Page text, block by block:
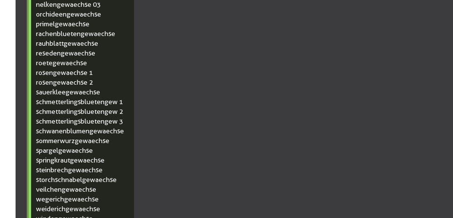
nelkengewaechse 03
orchideengewaechse
primelgewaechse
rachenbluetengewaechse
rauhblattgewaechse
resedengewaechse
roetegewaechse
rosengewaechse 1
rosengewaechse 2
sauerkleegewaechse
schmetterlingsbluetengew 1
schmetterlingsbluetengew 2
schmetterlingsbluetengew 3
schwanenblumengewaechse
sommerwurzgewaechse
spargelgewaechse
springkrautgewaechse
steinbrechgewaechse
storchschnabelgewaechse
veilchengewaechse
wegerichgewaechse
weiderichgewaechse